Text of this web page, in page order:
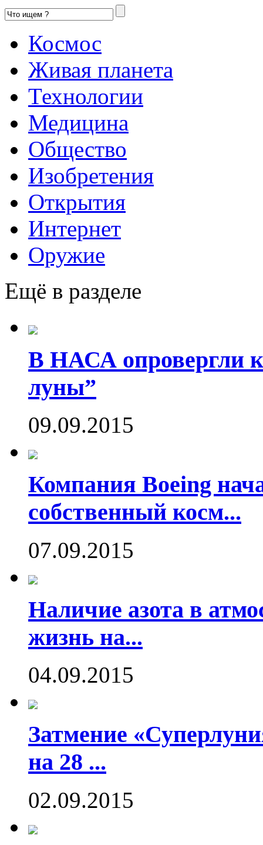
Космос
Живая планета
Технологии
Медицина
Общество
Изобретения
Открытия
Интернет
Оружие
Ещё в разделе
В НАСА опровергли
луны”
09.09.2015
Компания Boeing
собственный косм...
07.09.2015
Наличие азота в
жизнь на...
04.09.2015
Затмение
на 28 ...
02.09.2015